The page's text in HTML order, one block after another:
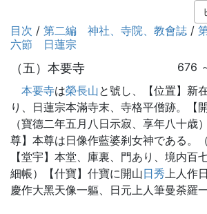
目次 / 第二編 神社、寺院、教會誌 /
六節 日蓮宗
（五）本要寺
676
本要寺は榮長山と號し、【位置】新
り、日蓮宗本滿寺末、寺格平僧跡。【
（寶德二年五月八日示寂、享年八十歳
尊】本尊は日像作藍婆刹女神である。（
【堂宇】本堂、庫裏、門あり、境内百
細帳）【什寶】什寶に開山日秀上人作
慶作大黑天像一軀、日元上人筆曼荼羅